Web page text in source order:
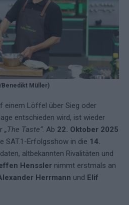
Müller)
einem Löffel über Sieg oder
entschieden wird, ist wieder
„The Taste“. Ab 22. Oktober 2025
SAT.1-Erfolgsshow in die 14.
altbekannten Rivalitäten und
Henssler nimmt erstmals an
Herrmann und Elif